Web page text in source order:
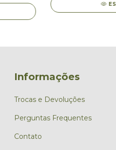
Informações
Trocas e Devoluções
Perguntas Frequentes
Contato